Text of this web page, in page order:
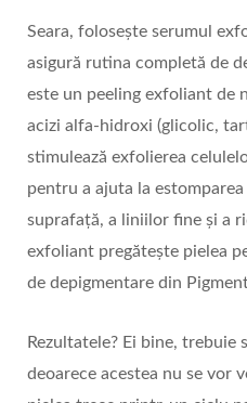
Seara, folosește serumul
asigură rutina completă de
este un peeling exfoliant de
acizi alfa-hidroxi (glicolic,
stimulează exfolierea
pentru a ajuta la
suprafață, a liniilor fine și a
exfoliant pregătește pielea
de depigmentare din
Rezultatele? Ei bine, trebuie
deoarece acestea nu se vor